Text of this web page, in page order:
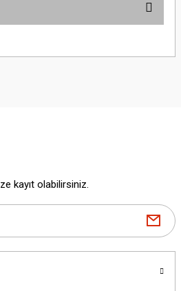
öneri formunu kullanarak tarafımıza
olmalı.
kayıt olabilirsiniz.